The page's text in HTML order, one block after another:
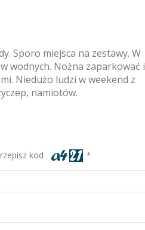
Sporo miejsca na zestawy. W
wodnych. Nożna zaparkować i
Niedużo ludzi w weekend z
namiotów.
kod